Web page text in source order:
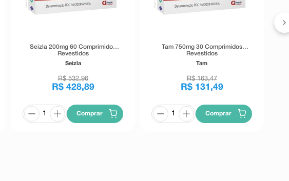
Seizla 200mg 60 Comprimidos
Revestidos
Seizla
R$ 532,96
R$ 428,89
Comprar
Tam 750mg 30 Comprimidos
Revestidos
Tam
R$ 163,47
R$ 131 ,49
Comprar